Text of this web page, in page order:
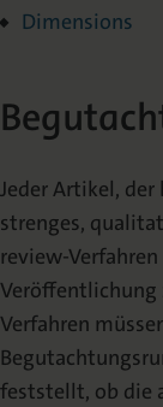
Dimensions
Jeder Artikel, der
strenges,
review-
Veröffentlichung
Verfahren
feststellt, ob die